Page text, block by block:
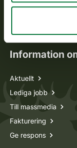
Information
Aktuellt
Lediga jobb
Till massmedia
Fakturering
Ge respons